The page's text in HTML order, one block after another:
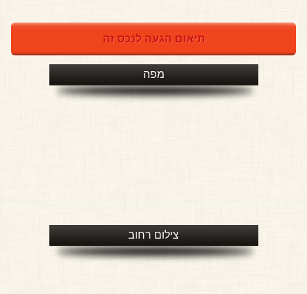
תיאום הגעה לנכס זה
מפה
צילום רחוב